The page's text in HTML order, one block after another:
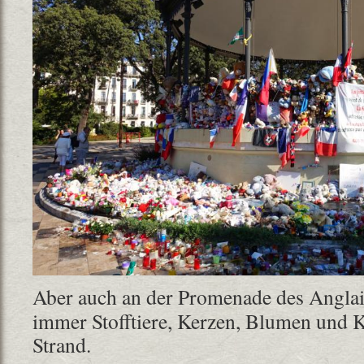
Aber auch an der Promenade des
immer Stofftiere, Kerzen, Blumen und
Strand.